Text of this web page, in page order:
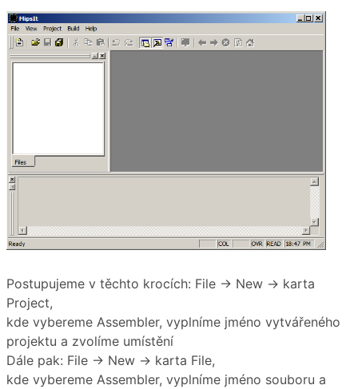
Postupujeme v těchto krocích: File → New → karta
Project,
kde vybereme Assembler, vyplníme jméno vytvářeného
projektu a zvolíme umístění
Dále pak: File → New → karta File,
kde vybereme Assembler, vyplníme jméno souboru a